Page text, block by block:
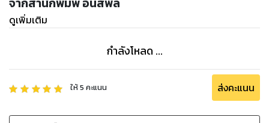
ดูเพิ่มเติม
กำลังโหลด ...
ให้5 คะแนน ส่งคะแนน